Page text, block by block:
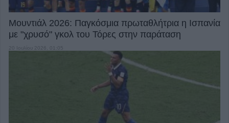
Μουντιάλ 2026: Παγκόσμια πρωταθλήτρια η Ισπανία
με "χρυσό" γκολ του Τόρες στην παράταση